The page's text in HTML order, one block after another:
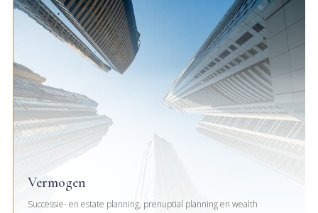
Vermogen
Successie- en estate planning, prenuptial planning en wealth